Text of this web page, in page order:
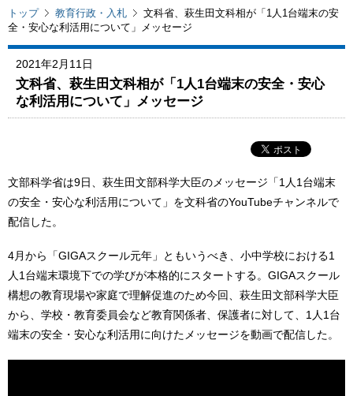
トップ 教育行政・入札
文科省、萩生田文科相が「1人1台端末の安
全・安心な利活用について」メッセージ
2021年2月11日
文科省、萩生田文科相が「1人1台端末の安全・安心
な利活用について」メッセージ
文部科学省は9日、萩生田文部科学大臣のメッセージ「1人1台端末
の安全・安心な利活用について」を文科省のYouTubeチャンネルで
配信した。
4月から「GIGAスクール元年」ともいうべき、小中学校における1
人1台端末環境下での学びが本格的にスタートする。GIGAスクール
構想の教育現場や家庭で理解促進のため今回、萩生田文部科学大臣
から、学校・教育委員会など教育関係者、保護者に対して、1人1台
端末の安全・安心な利活用に向けたメッセージを動画で配信した。